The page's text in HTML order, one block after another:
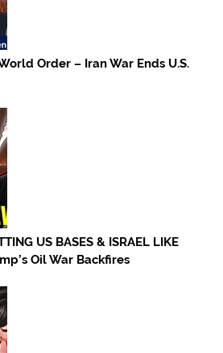
Order – Iran War Ends U.S.
US BASES & ISRAEL LIKE
Oil War Backfires